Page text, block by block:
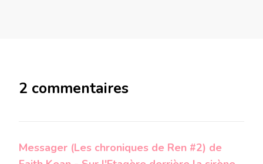
2 commentaires
Messager (Les chroniques de Ren #2) de